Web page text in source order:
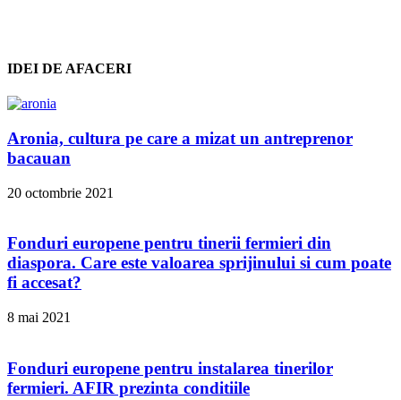
IDEI DE AFACERI
Aronia, cultura pe care a mizat un antreprenor
bacauan
20 octombrie 2021
Fonduri europene pentru tinerii fermieri din
diaspora. Care este valoarea sprijinului si cum poate
fi accesat?
8 mai 2021
Fonduri europene pentru instalarea tinerilor
fermieri. AFIR prezinta conditiile